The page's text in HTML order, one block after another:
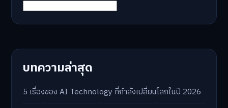
บทความล่าสุด
5 เรื่องของ AI Technology ที่กำลังเปลี่ยนโลกในปี 2026